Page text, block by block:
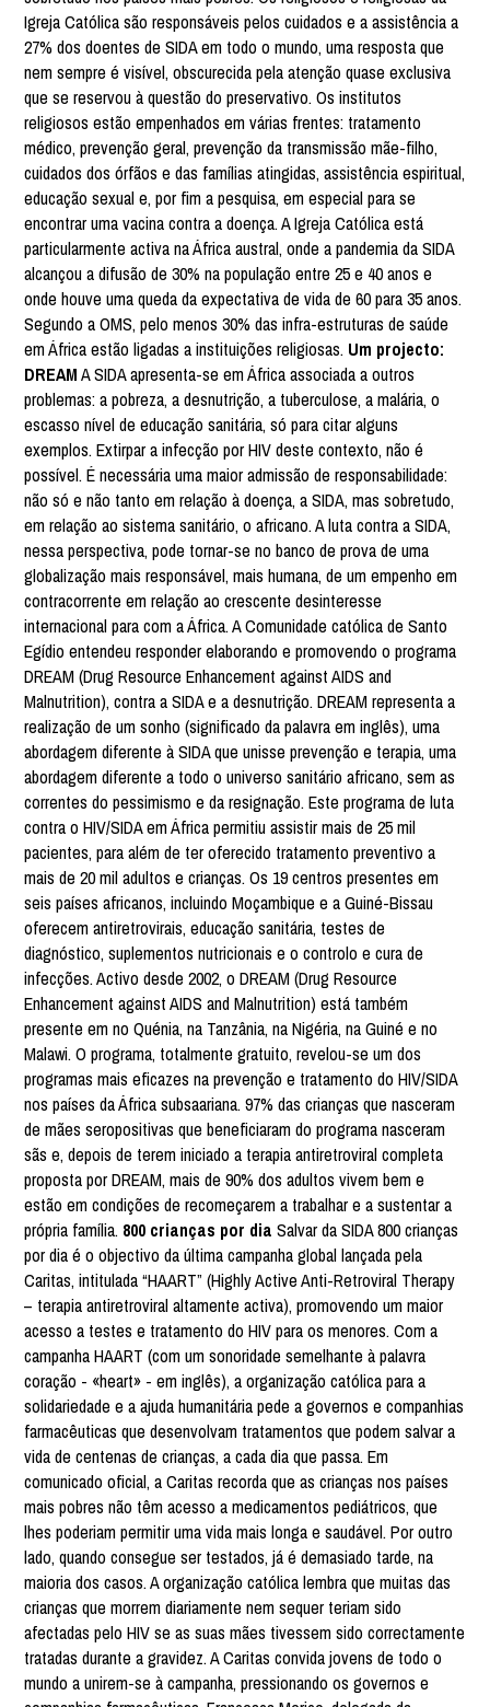
Igreja Católica são responsáveis pelos cuidados e a assistência a
27% dos doentes de SIDA em todo o mundo, uma resposta que
nem sempre é visível, obscurecida pela atenção quase exclusiva
que se reservou à questão do preservativo. Os institutos
religiosos estão empenhados em várias frentes: tratamento
médico, prevenção geral, prevenção da transmissão mãe-filho,
cuidados dos órfãos e das famílias atingidas, assistência espiritual,
educação sexual e, por fim a pesquisa, em especial para se
encontrar uma vacina contra a doença. A Igreja Católica está
particularmente activa na África austral, onde a pandemia da SIDA
alcançou a difusão de 30% na população entre 25 e 40 anos e
onde houve uma queda da expectativa de vida de 60 para 35 anos.
Segundo a OMS, pelo menos 30% das infra-estruturas de saúde
em África estão ligadas a instituições religiosas. Um projecto:
DREAMA SIDA apresenta-se em África associada a outros
problemas: a pobreza, a desnutrição, a tuberculose, a malária, o
escasso nível de educação sanitária, só para citar alguns
exemplos. Extirpar a infecção por HIV deste contexto, não é
possível. É necessária uma maior admissão de responsabilidade:
não só e não tanto em relação à doença, a SIDA, mas sobretudo,
em relação ao sistema sanitário, o africano. A luta contra a SIDA,
nessa perspectiva, pode tornar-se no banco de prova de uma
globalização mais responsável, mais humana, de um empenho em
contracorrente em relação ao crescente desinteresse
internacional para com a África. A Comunidade católica de Santo
Egídio entendeu responder elaborando e promovendo o programa
DREAM (Drug Resource Enhancement against AIDS and
Malnutrition), contra a SIDA e a desnutrição. DREAM representa a
realização de um sonho (significado da palavra em inglês), uma
abordagem diferente à SIDA que unisse prevenção e terapia, uma
abordagem diferente a todo o universo sanitário africano, sem as
correntes do pessimismo e da resignação. Este programa de luta
contra o HIV/SIDA em África permitiu assistir mais de 25 mil
pacientes, para além de ter oferecido tratamento preventivo a
mais de 20 mil adultos e crianças. Os 19 centros presentes em
seis países africanos, incluindo Moçambique e a Guiné-Bissau
oferecem antiretrovirais, educação sanitária, testes de
diagnóstico, suplementos nutricionais e o controlo e cura de
infecções. Activo desde 2002, o DREAM (Drug Resource
Enhancement against AIDS and Malnutrition) está também
presente em no Quénia, na Tanzânia, na Nigéria, na Guiné e no
Malawi. O programa, totalmente gratuito, revelou-se um dos
programas mais eficazes na prevenção e tratamento do HIV/SIDA
nos países da África subsaariana. 97% das crianças que nasceram
de mães seropositivas que beneficiaram do programa nasceram
sãs e, depois de terem iniciado a terapia antiretroviral completa
proposta por DREAM, mais de 90% dos adultos vivem bem e
estão em condições de recomeçarem a trabalhar e a sustentar a
própria família. 800 crianças por dia Salvar da SIDA 800 crianças
por dia é o objectivo da última campanha global lançada pela
Caritas, intitulada “HAART” (Highly Active Anti-Retroviral Therapy
– terapia antiretroviral altamente activa), promovendo um maior
acesso a testes e tratamento do HIV para os menores. Com a
campanha HAART (com um sonoridade semelhante à palavra
coração - «heart» - em inglês), a organização católica para a
solidariedade e a ajuda humanitária pede a governos e companhias
farmacêuticas que desenvolvam tratamentos que podem salvar a
vida de centenas de crianças, a cada dia que passa. Em
comunicado oficial, a Caritas recorda que as crianças nos países
mais pobres não têm acesso a medicamentos pediátricos, que
lhes poderiam permitir uma vida mais longa e saudável. Por outro
lado, quando consegue ser testados, já é demasiado tarde, na
maioria dos casos. A organização católica lembra que muitas das
crianças que morrem diariamente nem sequer teriam sido
afectadas pelo HIV se as suas mães tivessem sido correctamente
tratadas durante a gravidez. A Caritas convida jovens de todo o
mundo a unirem-se à campanha, pressionando os governos e